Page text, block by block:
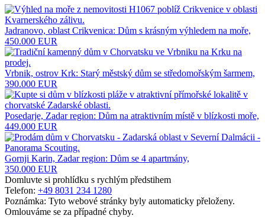
Jadranovo, oblast Crikvenica: Dům s krásným výhledem na moře,
450.000 EUR
Vrbnik, ostrov Krk: Starý městský dům se středomořským šarmem,
390.000 EUR
Posedarje, Zadar region: Dům na atraktivním místě v blízkosti moře,
449.000 EUR
Gornji Karin, Zadar region: Dům se 4 apartmány,
350.000 EUR
Domluvte si prohlídku s rychlým předstihem
Telefon: +49 8031 234 1280
Poznámka: Tyto webové stránky byly automaticky přeloženy.
Omlouváme se za případné chyby.